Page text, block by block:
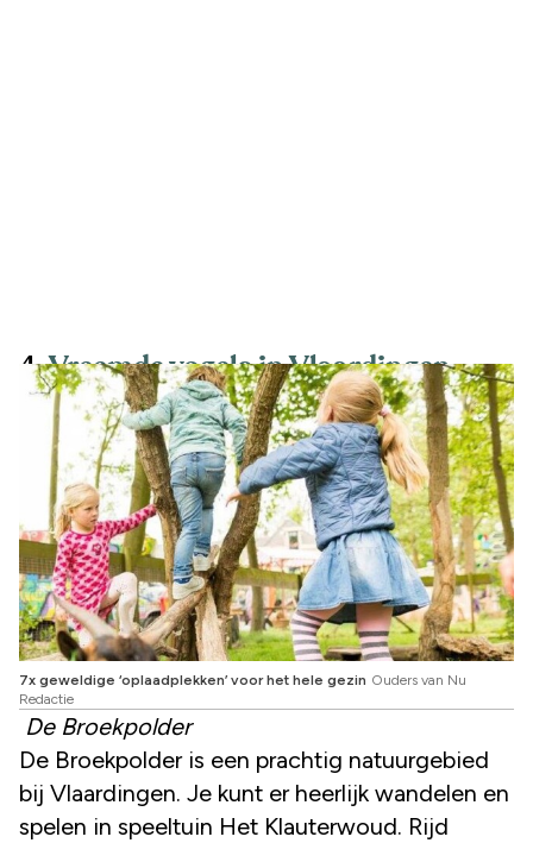
4.Vreemde vogels in Vlaardingen
7x geweldige ‘oplaadplekken’ voor het hele gezin Ouders van Nu
Redactie
De Broekpolder
De Broekpolder is een prachtig natuurgebied
bij Vlaardingen. Je kunt er heerlijk wandelen en
spelen in speeltuin Het Klauterwoud. Rijd